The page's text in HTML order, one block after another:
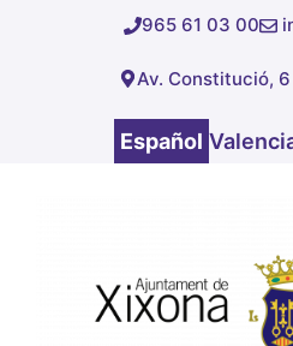
965 61 03 00
Av. Constitució,
Español